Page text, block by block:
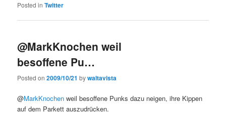
Posted in Twitter
@MarkKnochen weil
besoffene Pu…
Posted on2009/10/21 bywaltavista
@MarkKnochen weil besoffene Punks dazu neigen, ihre Kippen
auf dem Parkett auszudrücken.